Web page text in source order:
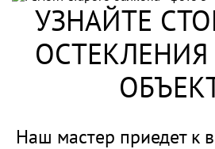
УЗНАЙТЕ
Наш мастер приедет к